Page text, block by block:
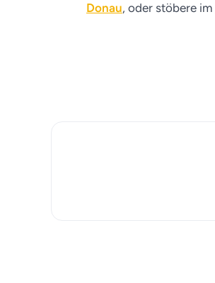
Donau, oder stöbere im